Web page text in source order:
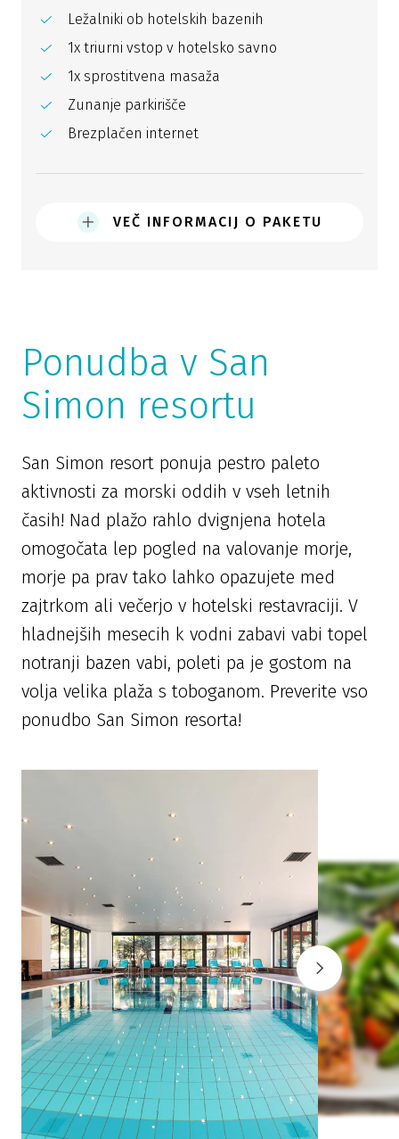
Ležalniki ob hotelskih bazenih
1x triurni vstop v hotelsko savno
1x sprostitvena masaža
Zunanje parkirišče
Brezplačen internet
VEČ INFORMACIJ O PAKETU
Ponudba v San
Simon resortu
San Simon resort ponuja pestro paleto
aktivnosti za morski oddih v vseh letnih
časih! Nad plažo rahlo dvignjena hotela
omogočata lep pogled na valovanje morje,
morje pa prav tako lahko opazujete med
zajtrkom ali večerjo v hotelski restavraciji. V
hladnejših mesecih k vodni zabavi vabi topel
notranji bazen vabi, poleti pa je gostom na
volja velika plaža s toboganom. Preverite vso
ponudbo San Simon resorta!